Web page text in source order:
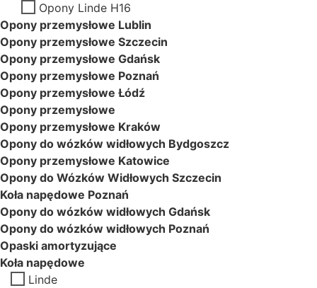
Opony Linde H16
Opony przemysłowe Lublin
Opony przemysłowe Szczecin
Opony przemysłowe Gdańsk
Opony przemysłowe Poznań
Opony przemysłowe Łódź
Opony przemysłowe
Opony przemysłowe Kraków
Opony do wózków widłowych Bydgoszcz
Opony przemysłowe Katowice
Opony do Wózków Widłowych Szczecin
Koła napędowe Poznań
Opony do wózków widłowych Gdańsk
Opony do wózków widłowych Poznań
Opaski amortyzujące
Koła napędowe
Linde